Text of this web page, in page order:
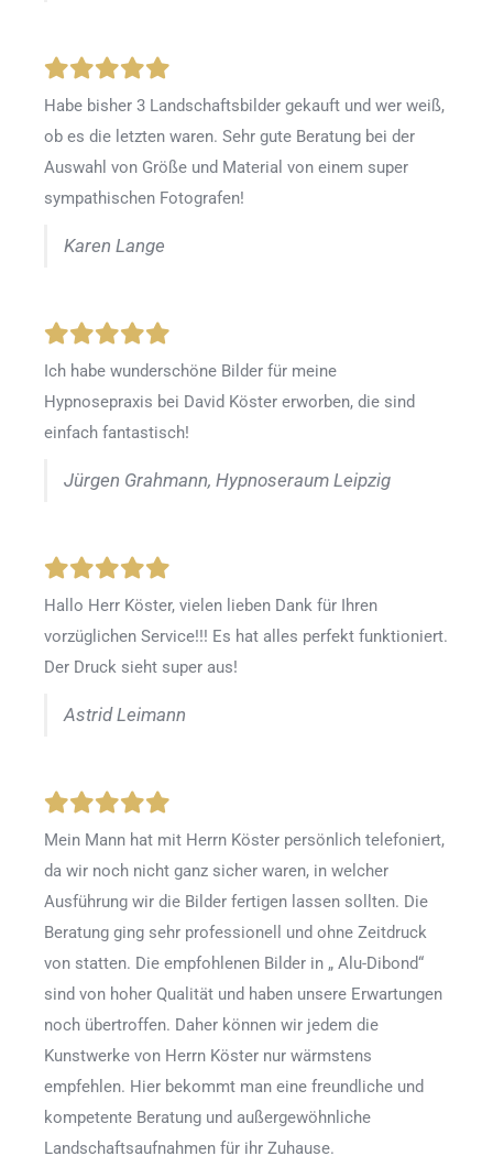
Habe bisher 3 Landschaftsbilder gekauft und wer weiß,
ob es die letzten waren. Sehr gute Beratung bei der
Auswahl von Größe und Material von einem super
sympathischen Fotografen!
Karen Lange
Ich habe wunderschöne Bilder für meine
Hypnosepraxis bei David Köster erworben, die sind
einfach fantastisch!
Jürgen Grahmann, Hypnoseraum Leipzig
Hallo Herr Köster, vielen lieben Dank für Ihren
vorzüglichen Service!!! Es hat alles perfekt funktioniert.
Der Druck sieht super aus!
Astrid Leimann
Mein Mann hat mit Herrn Köster persönlich telefoniert,
da wir noch nicht ganz sicher waren, in welcher
Ausführung wir die Bilder fertigen lassen sollten. Die
Beratung ging sehr professionell und ohne Zeitdruck
von statten. Die empfohlenen Bilder in „ Alu-Dibond“
sind von hoher Qualität und haben unsere Erwartungen
noch übertroffen. Daher können wir jedem die
Kunstwerke von Herrn Köster nur wärmstens
empfehlen. Hier bekommt man eine freundliche und
kompetente Beratung und außergewöhnliche
Landschaftsaufnahmen für ihr Zuhause.